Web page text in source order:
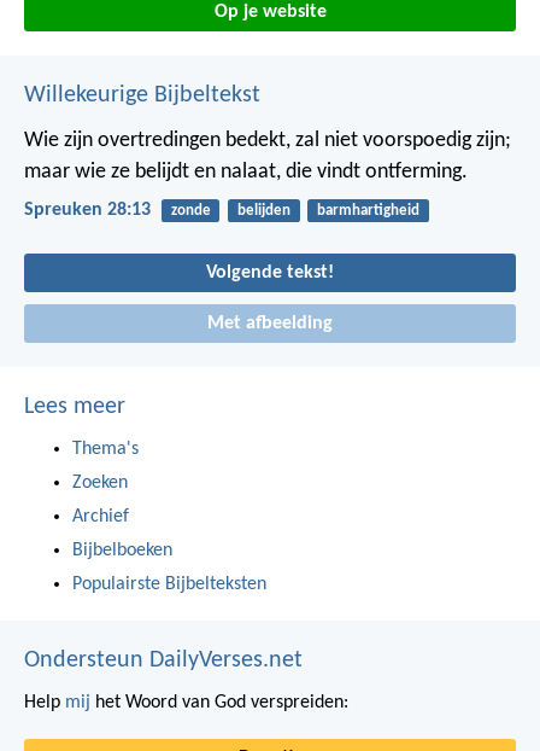
Op je website
Willekeurige Bijbeltekst
Wie zijn overtredingen bedekt, zal niet voorspoedig zijn;
maar wie ze belijdt en nalaat, die vindt ontferming.
Spreuken 28:13 zonde belijden barmhartigheid
Volgende tekst!
Met afbeelding
Lees meer
Thema's
Zoeken
Archief
Bijbelboeken
Populairste Bijbelteksten
Ondersteun DailyVerses.net
Help mij het Woord van God verspreiden: